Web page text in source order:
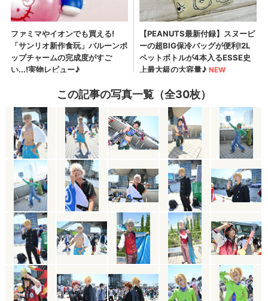
この記事の写真一覧（全30枚）